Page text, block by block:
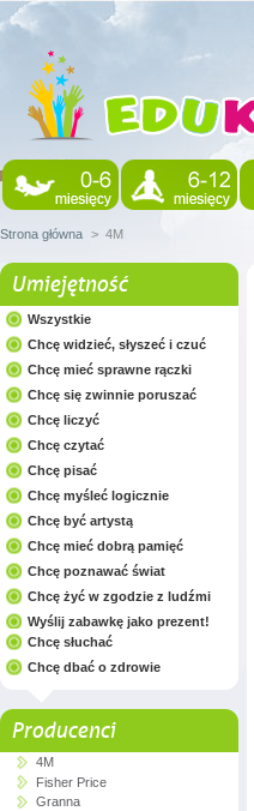
Strona główna > 4M
Umiejętność
Wszystkie
Chcę widzieć, słyszeć i czuć
Chcę mieć sprawne rączki
Chcę się zwinnie poruszać
Chcę liczyć
Chcę czytać
Chcę pisać
Chcę myśleć logicznie
Chcę być artystą
Chcę mieć dobrą pamięć
Chcę poznawać świat
Chcę żyć w zgodzie z ludźmi
Wyślij zabawkę jako prezent!
Chcę słuchać
Chcę dbać o zdrowie
Producenci
4M
Fisher Price
Granna